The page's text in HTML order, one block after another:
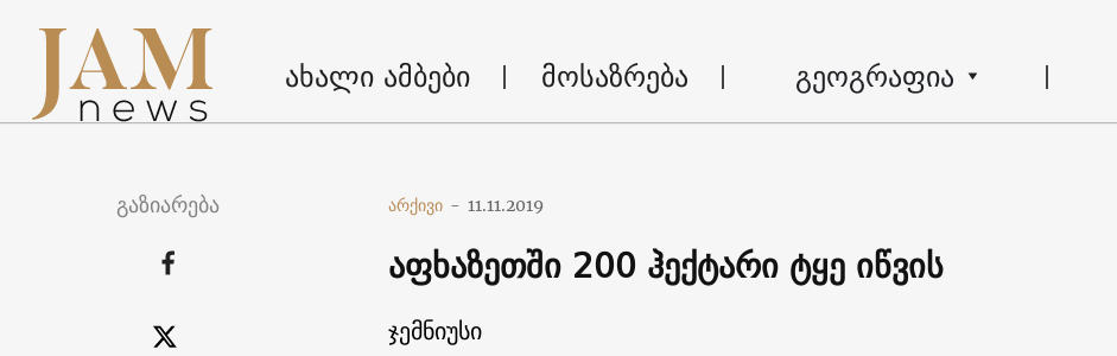
ახალი ამბები მოსაზრება გეოგრაფია
გაზიარება არქივი - 11.11.2019
აფხაზეთში 200 ჰექტარი ტყე იწვის
ჯემნიუსი